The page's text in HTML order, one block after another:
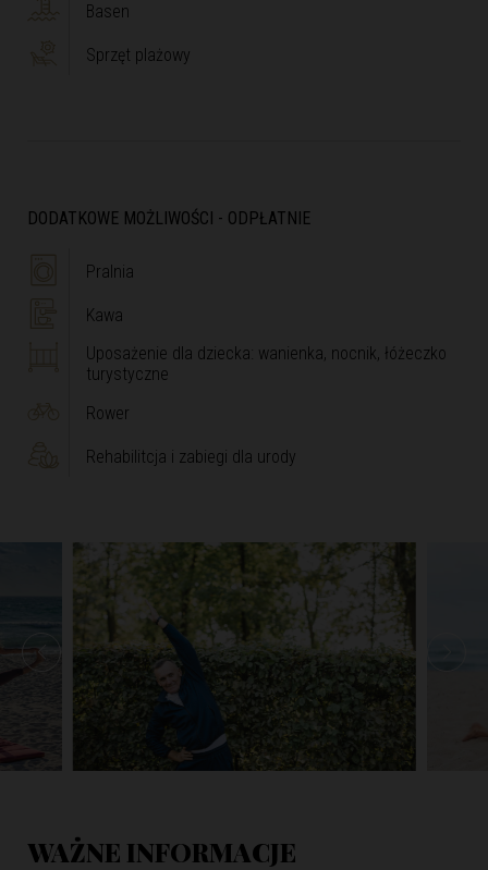
Basen
Sprzęt plażowy
DODATKOWE MOŻLIWOŚCI - ODPŁATNIE
Pralnia
Kawa
Uposażenie dla dziecka: wanienka, nocnik, łóżeczko
turystyczne
Rower
Rehabilitcja i zabiegi dla urody
WAŻNE INFORMACJE